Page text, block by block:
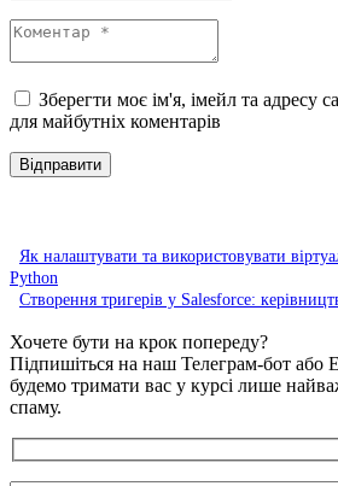
Зберегти моє ім'я, імейл та адресу
для майбутніх коментарів
Як налаштувати та використовувати
Python
Створення тригерів у Salesforce:
Хочете бути на крок попереду?
Підпишіться на наш Телеграм-бот або
будемо тримати вас у курсі лише
спаму.